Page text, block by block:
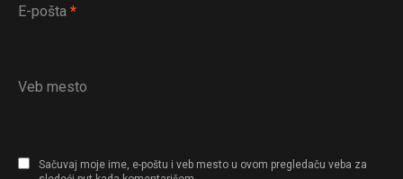
E-pošta *
Veb mesto
Sačuvaj moje ime, e-poštu i veb mesto u ovom pregledaču veba za